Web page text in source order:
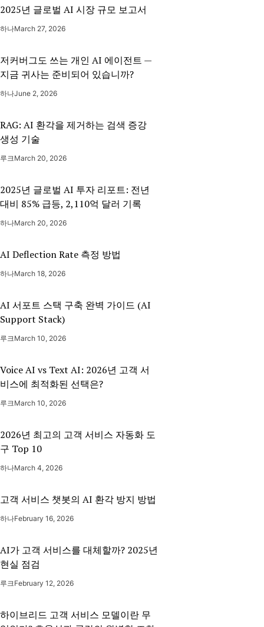
2025년 글로벌 AI 시장 규모 보고서
하나March 27, 2026
저커버그도 쓰는 개인 AI 에이전트 —
지금 귀사는 준비되어 있습니까?
하나June 2, 2026
RAG: AI 환각을 제거하는 검색 증강
생성 기술
루크 March 20, 2026
2025년 글로벌 AI 투자 리포트: 전년
대비 85% 급등, 2,110억 달러 기록
하나March 20, 2026
AI Deflection Rate 측정 방법
하나March 18, 2026
AI 서포트 스택 구축 완벽 가이드 (AI
Support Stack)
루크 March 10, 2026
Voice AI vs Text AI: 2026년 고객 서
비스에 최적화된 선택은?
루크 March 10, 2026
2026년 최고의 고객 서비스 자동화 도
구 Top 10
하나March 4, 2026
고객 서비스 챗봇의 AI 환각 방지 방법
하나February 16, 2026
AI가 고객 서비스를 대체할까? 2025년
현실 점검
루크 February 12, 2026
하이브리드 고객 서비스 모델이란 무